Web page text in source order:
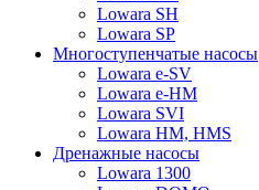
Lowara SH
Lowara SP
Многоступенчатые насосы
Lowara e-SV
Lowara e-HM
Lowara SVI
Lowara HM, HMS
Дренажные насосы
Lowara 1300